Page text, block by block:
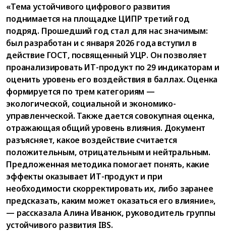
«Тема устойчивого цифрового развития
поднимается на площадке ЦИПР третий год
подряд. Прошедший год стал для нас значимым:
был разработан и с января 2026 года вступил в
действие ГОСТ, посвященный УЦР. Он позволяет
проанализировать ИТ-продукт по 29 индикаторам и
оценить уровень его воздействия в баллах. Оценка
формируется по трем категориям —
экологической, социальной и экономико-
управленческой. Также дается совокупная оценка,
отражающая общий уровень влияния. Документ
разъясняет, какое воздействие считается
положительным, отрицательным и нейтральным.
Предложенная методика помогает понять, какие
эффекты оказывает ИТ-продукт и при
необходимости скорректировать их, либо заранее
предсказать, каким может оказаться его влияние»,
— рассказала Алина Иванюк, руководитель группы
устойчивого развития IBS.